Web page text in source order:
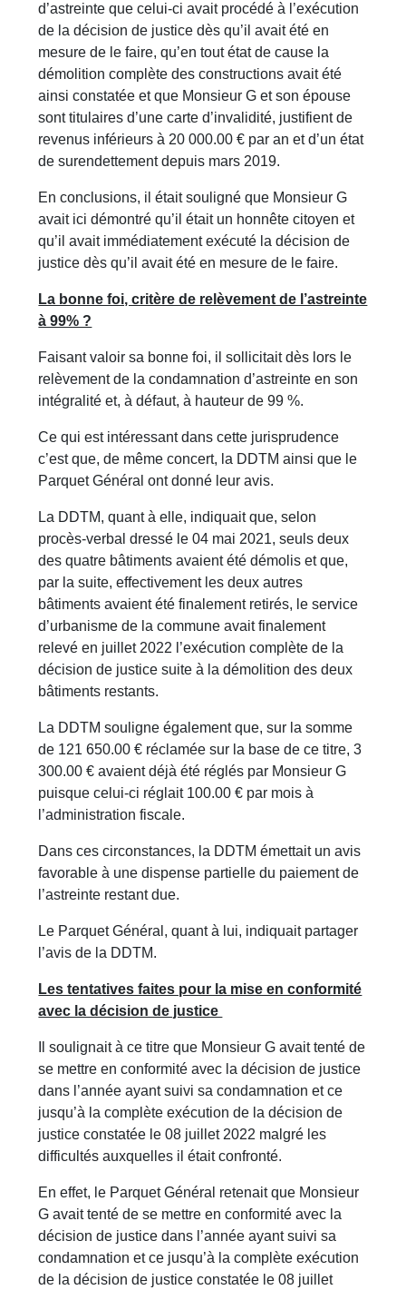
d’astreinte que celui-ci avait procédé à l’exécution
de la décision de justice dès qu’il avait été en
mesure de le faire, qu’en tout état de cause la
démolition complète des constructions avait été
ainsi constatée et que Monsieur G et son épouse
sont titulaires d’une carte d’invalidité, justifient de
revenus inférieurs à 20 000.00 € par an et d’un état
de surendettement depuis mars 2019.
En conclusions, il était souligné que Monsieur G
avait ici démontré qu’il était un honnête citoyen et
qu’il avait immédiatement exécuté la décision de
justice dès qu’il avait été en mesure de le faire.
La bonne foi, critère de relèvement de l’astreinte
à 99% ?
Faisant valoir sa bonne foi, il sollicitait dès lors le
relèvement de la condamnation d’astreinte en son
intégralité et, à défaut, à hauteur de 99 %.
Ce qui est intéressant dans cette jurisprudence
c’est que, de même concert, la DDTM ainsi que le
Parquet Général ont donné leur avis.
La DDTM, quant à elle, indiquait que, selon
procès-verbal dressé le 04 mai 2021, seuls deux
des quatre bâtiments avaient été démolis et que,
par la suite, effectivement les deux autres
bâtiments avaient été finalement retirés, le service
d’urbanisme de la commune avait finalement
relevé en juillet 2022 l’exécution complète de la
décision de justice suite à la démolition des deux
bâtiments restants.
La DDTM souligne également que, sur la somme
de 121 650.00 € réclamée sur la base de ce titre, 3
300.00 € avaient déjà été réglés par Monsieur G
puisque celui-ci réglait 100.00 € par mois à
l’administration fiscale.
Dans ces circonstances, la DDTM émettait un avis
favorable à une dispense partielle du paiement de
l’astreinte restant due.
Le Parquet Général, quant à lui, indiquait partager
l’avis de la DDTM.
Les tentatives faites pour la mise en conformité
avec la décision de justice
Il soulignait à ce titre que Monsieur G avait tenté de
se mettre en conformité avec la décision de justice
dans l’année ayant suivi sa condamnation et ce
jusqu’à la complète exécution de la décision de
justice constatée le 08 juillet 2022 malgré les
difficultés auxquelles il était confronté.
En effet, le Parquet Général retenait que Monsieur
G avait tenté de se mettre en conformité avec la
décision de justice dans l’année ayant suivi sa
condamnation et ce jusqu’à la complète exécution
de la décision de justice constatée le 08 juillet